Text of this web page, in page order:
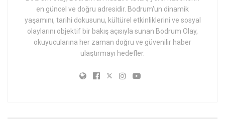
en güncel ve doğru adresidir. Bodrum'un dinamik
yaşamını, tarihi dokusunu, kültürel etkinliklerini ve sosyal
olaylarını objektif bir bakış açısıyla sunan Bodrum Olay,
okuyucularına her zaman doğru ve güvenilir haber
ulaştırmayı hedefler.